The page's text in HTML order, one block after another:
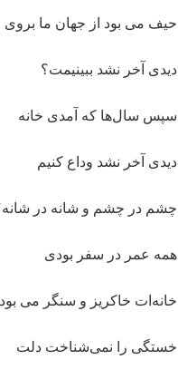
حیف می بود از جهان ما بروی
دیدی آخر نشد ببینیمت؟
سپس سال‌ها که آمدی خانه
دیدی آخر نشد وداع کنیم
چشم در چشم و شانه در
همه عمر در سفر بودی
خانه‌ات خاکریز و سنگر می
خستگی را نمی‌شناخت دلت